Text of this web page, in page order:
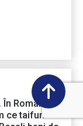
România
ce taifun